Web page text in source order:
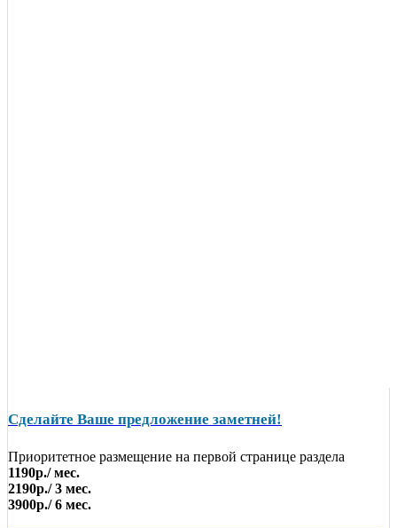
Сделайте Ваше предложение заметней!
Приоритетное размещение на первой странице раздела
1190р./ мес.
2190р./ 3 мес.
3900р./ 6 мес.